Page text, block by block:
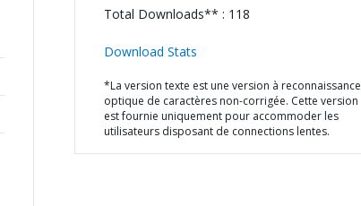
Total Downloads** : 118
Download Stats
*La version texte est une version à reconnaissance
optique de caractères non-corrigée. Cette version
est fournie uniquement pour accommoder les
utilisateurs disposant de connections lentes.